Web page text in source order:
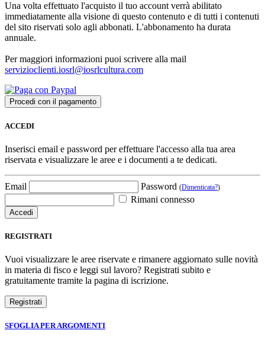
Una volta effettuato l'acquisto il tuo account verrà abilitato
immediatamente alla visione di questo contenuto e di tutti i contenuti
del sito riservati solo agli abbonati. L'abbonamento ha durata
annuale.
Per maggiori informazioni puoi scrivere alla mail
servizioclienti.iosrl@iosrlcultura.com
ACCEDI
Inserisci email e password per effettuare l'accesso alla tua area
riservata e visualizzare le aree e i documenti a te dedicati.
Email Password (Dimenticata?)
Rimani connesso
REGISTRATI
Vuoi visualizzare le aree riservate e rimanere aggiornato sulle novità
in materia di fisco e leggi sul lavoro? Registrati subito e
gratuitamente tramite la pagina di iscrizione.
SFOGLIA PER ARGOMENTI